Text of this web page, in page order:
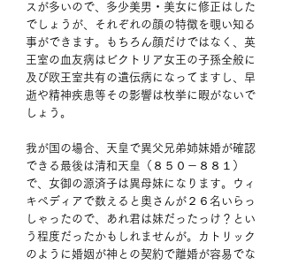
スが多いので、多少美男・美女に修正はした
でしょうが、それぞれの顔の特徴を覗い知る
事ができます。もちろん顔だけではなく、英
王室の血友病はビクトリア女王の子孫全般に
及び欧王室共有の遺伝病になってますし、早
逝や精神疾患等その影響は枚挙に暇がないで
しょう。
我が国の場合、天皇で異父兄弟姉妹婚が確認
できる最後は清和天皇（８５０－８８１）
で、女御の源済子は異母妹になります。ウィ
キぺディアで数えると奥さんが２６名いらっ
しゃったので、あれ君は妹だったっけ？とい
う程度だったかもしれませんが。カトリック
のように婚姻が神との契約で離婚が容易でな